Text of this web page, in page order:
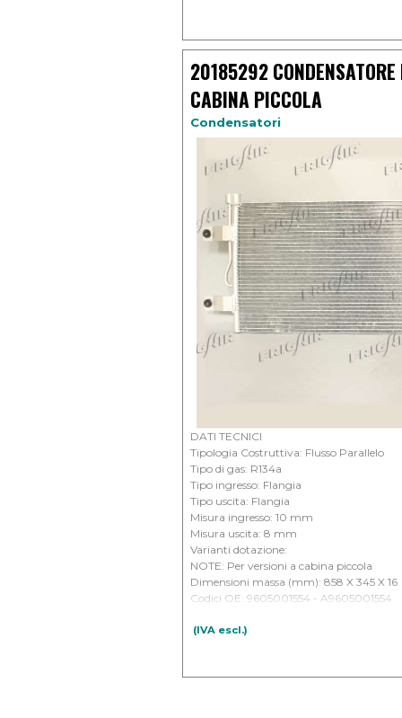
20185292 CONDENSATORE
CABINA PICCOLA
Condensatori
DATI TECNICI
Tipologia Costruttiva: Flusso Parallelo
Tipo di gas: R134a
Tipo ingresso: Flangia
Tipo uscita: Flangia
Misura ingresso: 10 mm
Misura uscita: 8 mm
Varianti dotazione:
NOTE: Per versioni a cabina piccola
Dimensioni massa (mm): 858 X 345 X 16
Codici OE: 9605001554 - A9605001554
APPLICAZIONI:
MERCEDES - Trucks Arocs DAL 2013
(IVA escl.)